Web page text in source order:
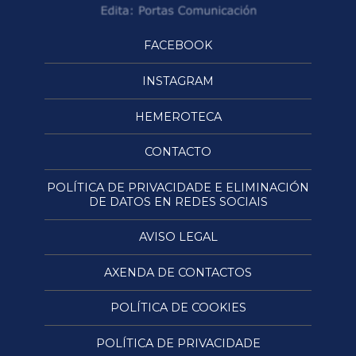
FACEBOOK
INSTAGRAM
HEMEROTECA
CONTACTO
POLÍTICA DE PRIVACIDADE E ELIMINACIÓN
DE DATOS EN REDES SOCIAIS
AVISO LEGAL
AXENDA DE CONTACTOS
POLÍTICA DE COOKIES
POLÍTICA DE PRIVACIDADE